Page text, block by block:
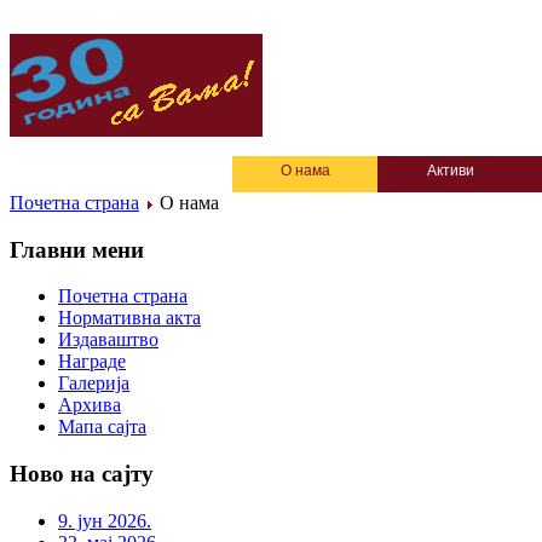
О нама Активи
Почетна страна О нама
Главни мени
Почетна страна
Нормативна акта
Издаваштво
Награде
Галерија
Архива
Мапа сајта
Ново на сајту
9. јун 2026.